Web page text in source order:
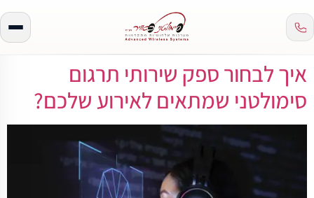
איך לבחור ספק שירותי תרגום
סימולטני שמתאים לאירוע שלכם?